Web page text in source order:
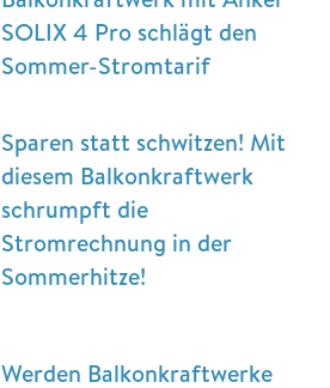
SOLIX 4 Pro schlägt den
Sommer-Stromtarif
Sparen statt schwitzen! Mit
diesem Balkonkraftwerk
schrumpft die
Stromrechnung in der
Sommerhitze!
Werden Balkonkraftwerke